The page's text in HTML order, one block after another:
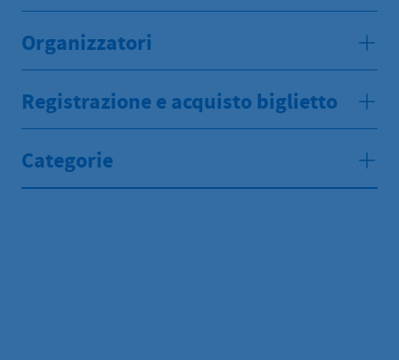
Organizzatori
Registrazione e acquisto biglietto
Categorie